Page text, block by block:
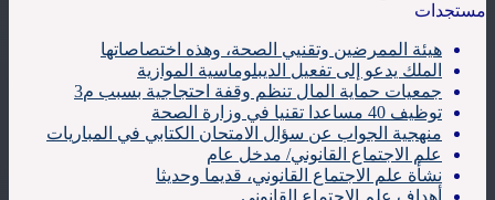
مستجدات
هيئة الممرضين وتقنيي الصحة، وهذه اختصاصاتها
الملك يدعو إلى تفعيل الديبلوماسية الموازية
جمعيات حماية المال تنظم وقفة احتجاجية بسبب م3
توظيف 40 مساعدا تقنيا في وزارة الصحة
منهجية الجواب عن سؤال الامتحان الكتابي في المباريات
علم الاجتماع القانوني/ مدخل عام
نشأة علم الاجتماع القانوني، قديما وحديثا
أهداف علم الاجتماع القانوني